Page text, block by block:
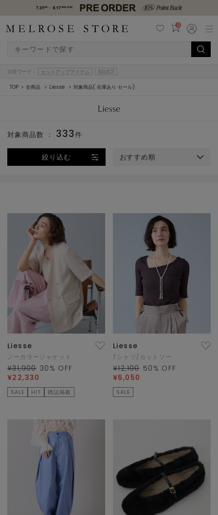
0
注目ワード： セットアップアイテム SELECT
TOP 全商品 Liesse 対象商品( 在庫あり セール)
絞り込む おすすめ順
対象商品数 ： 333件
Liesse
ノーカラージャケット
¥31,900 30 % OFF
¥22,330
SALE HIT 雑誌掲載
Liesse
Tシャツ/カットソー
¥12,100 50 % OFF
¥6,050
SALE